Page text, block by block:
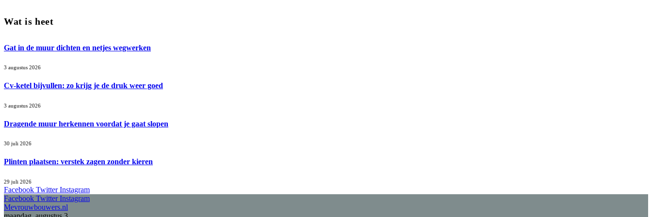
Wat is heet
Gat in de muur dichten en netjes wegwerken
3 augustus 2026
Cv-ketel bijvullen: zo krijg je de druk weer goed
3 augustus 2026
Dragende muur herkennen voordat je gaat slopen
30 juli 2026
Plinten plaatsen: verstek zagen zonder kieren
29 juli 2026
Facebook Twitter Instagram
Facebook Twitter Instagram
Mevrouwbouwers.nl